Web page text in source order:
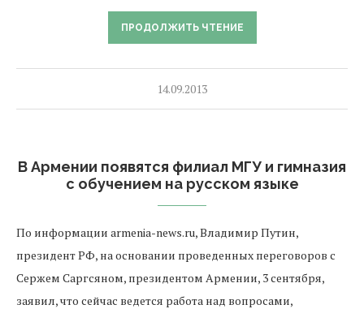
ПРОДОЛЖИТЬ ЧТЕНИЕ
14.09.2013
В Армении появятся филиал МГУ и гимназия
с обучением на русском языке
По информации armenia-news.ru, Владимир Путин,
президент РФ, на основании проведенных переговоров с
Сержем Саргсяном, президентом Армении, 3 сентября,
заявил, что сейчас ведется работа над вопросами,